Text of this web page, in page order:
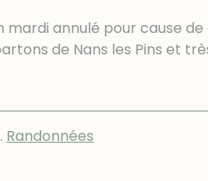
mardi annulé pour cause
de Nans les Pins et
. Randonnées